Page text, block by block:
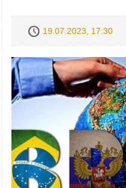
19.07.2023, 17:30